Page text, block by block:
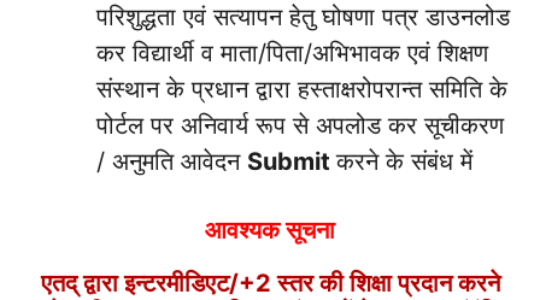
परिशुद्धता एवं सत्यापन हेतु घोषणा पत्र डाउनलोड
कर विद्यार्थी व माता/पिता/अभिभावक एवं शिक्षण
संस्थान के प्रधान द्वारा हस्ताक्षरोपरान्त समिति के
पोर्टल पर अनिवार्य रूप से अपलोड कर सूचीकरण
/ अनुमति आवेदन Submitकरने के संबंध में
आवश्यक सूचना
एतद् द्वारा इन्टरमीडिएट/+2 स्तर की शिक्षा प्रदान करने